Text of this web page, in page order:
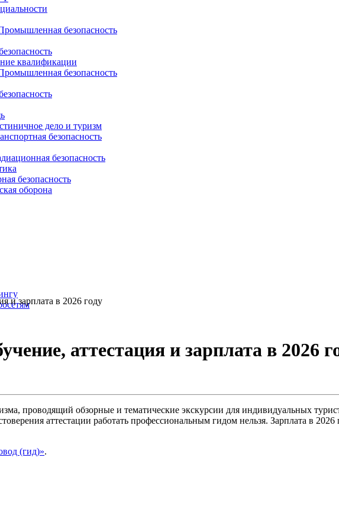
безопасность
квалификации
безопасность
дело и туризм
безопасность
безопасность
безопасность
оборона
и зарплата в 2026 году
аттестация и зарплата в 2026
проводящий обзорные и тематические экскурсии для индивидуальных
аттестации работать профессиональным гидом нельзя. Зарплата в
(гид)».